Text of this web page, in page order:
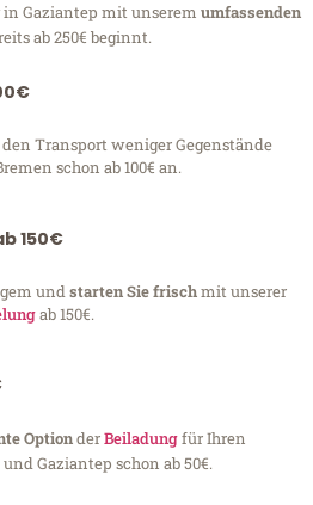
Gaziantep mit unserem umfassenden
ab 250€ beginnt.
den Transport weniger Gegenstände
schon ab 100€ an.
150€
undstarten Sie frischmit unserer
ab 150€.
OptionderBeiladungfür Ihren
Gaziantep schon ab 50€.